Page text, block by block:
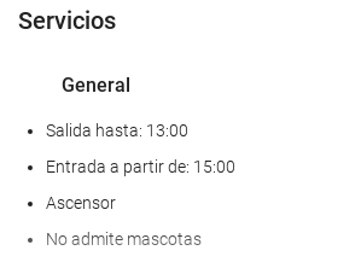
Servicios
General
Salida hasta: 13:00
Entrada a partir de: 15:00
Ascensor
No admite mascotas